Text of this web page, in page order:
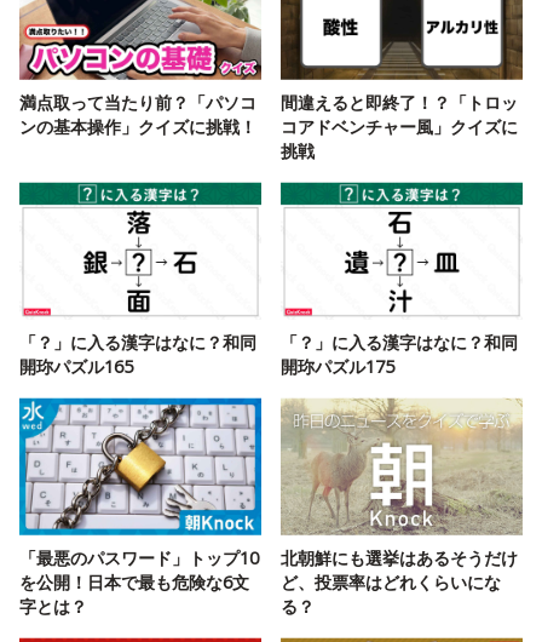
満点取って当たり前？「パソコ
ンの基本操作」クイズに挑戦！
間違えると即終了！？「トロッ
コアドベンチャー風」クイズに
挑戦
「？」に入る漢字はなに？和同
開珎パズル165
「？」に入る漢字はなに？和同
開珎パズル175
「最悪のパスワード」トップ10
を公開！日本で最も危険な6文
字とは？
北朝鮮にも選挙はあるそうだけ
ど、投票率はどれくらいにな
る？